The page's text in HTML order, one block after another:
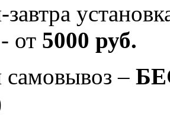
завтра
- от 5000 руб.
самовывоз –